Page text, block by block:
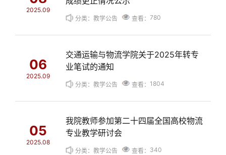
2025.09
分类：教学公告 查看： 780
06
2025.09
交通运输与物流学院关于2025年转专
业笔试的通知
分类：教学公告 查看： 1804
05
2025.08
我院教师参加第二十四届全国高校物流
专业教学研讨会
分类：教学公告 查看： 340